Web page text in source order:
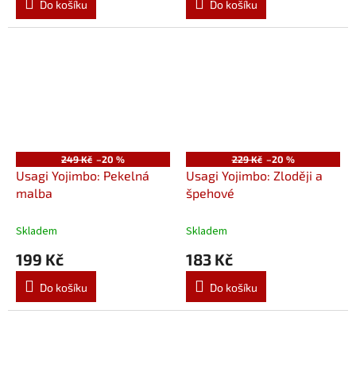
Do košíku Do košíku
249 Kč –20 %
Usagi Yojimbo: Pekelná
malba
Skladem
199 Kč
Do košíku
229 Kč –20 %
Usagi Yojimbo: Zloději a
špehové
Skladem
183 Kč
Do košíku